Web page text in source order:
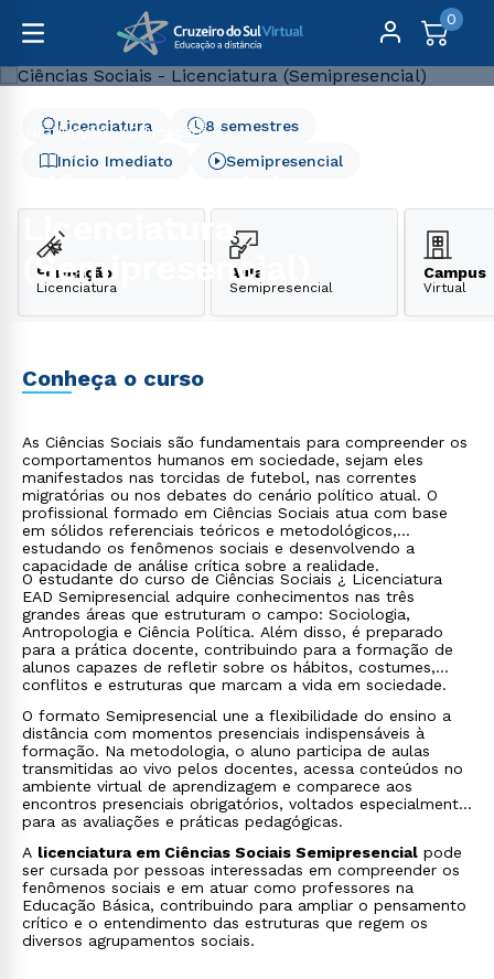
0
Graduação
Educação
Ciências Sociais - Licenciatura (Semipresencial)
Licenciatura
(Semipresencial)
Início Imediato
8 semestres
Licenciatura
Semipresencial
Formação
Licenciatura
Aula
Semipresencial
Campus
Virtual
Conheça o curso
As Ciências Sociais são fundamentais para compreender os
comportamentos humanos em sociedade, sejam eles
manifestados nas torcidas de futebol, nas correntes
migratórias ou nos debates do cenário político atual. O
profissional formado em Ciências Sociais atua com base
em sólidos referenciais teóricos e metodológicos,
estudando os fenômenos sociais e desenvolvendo a
capacidade de análise crítica sobre a realidade.
O estudante do curso de Ciências Sociais ¿ Licenciatura
EAD Semipresencial adquire conhecimentos nas três
grandes áreas que estruturam o campo: Sociologia,
Antropologia e Ciência Política. Além disso, é preparado
para a prática docente, contribuindo para a formação de
alunos capazes de refletir sobre os hábitos, costumes,
conflitos e estruturas que marcam a vida em sociedade.
O formato Semipresencial une a flexibilidade do ensino a
distância com momentos presenciais indispensáveis à
formação. Na metodologia, o aluno participa de aulas
transmitidas ao vivo pelos docentes, acessa conteúdos no
ambiente virtual de aprendizagem e comparece aos
encontros presenciais obrigatórios, voltados especialmente
para as avaliações e práticas pedagógicas.
A licenciatura em Ciências Sociais Semipresencial pode
ser cursada por pessoas interessadas em compreender os
fenômenos sociais e em atuar como professores na
Educação Básica, contribuindo para ampliar o pensamento
crítico e o entendimento das estruturas que regem os
diversos agrupamentos sociais.